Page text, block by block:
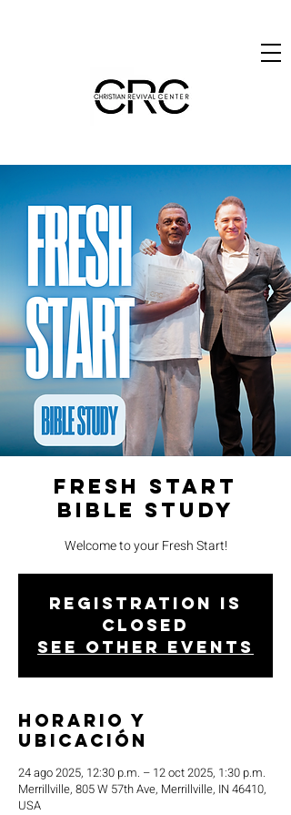
Fresh Start
Bible Study
Welcome to your Fresh Start!
Registration is
closed
See other events
Horario y
ubicación
24 ago 2025, 12:30 p.m. – 12 oct 2025, 1:30 p.m.
Merrillville, 805 W 57th Ave, Merrillville, IN 46410,
USA